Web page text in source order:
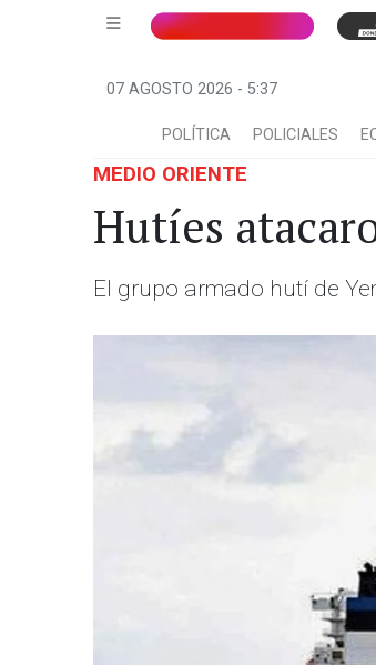
07 AGOSTO 2026 - 5:37
POLÍTICA POLICIALES
MEDIO ORIENTE
Hutíes
El grupo armado hutí de